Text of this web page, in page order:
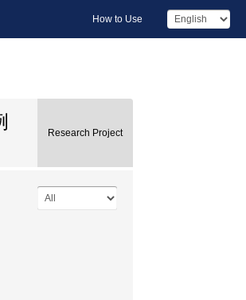
How to Use
Research Project